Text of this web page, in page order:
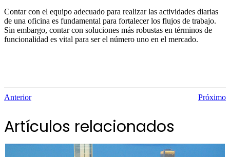
Contar con el equipo adecuado para realizar las actividades diarias
de una oficina es fundamental para fortalecer los flujos de trabajo.
Sin embargo, contar con soluciones más robustas en términos de
funcionalidad es vital para ser el número uno en el mercado.
Anterior Próximo
Artículos relacionados